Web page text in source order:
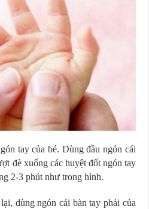
tay của bé. Dùng đầu ngón cái
đè xuống các huyệt đốt ngón tay
2-3 phút như trong hình.
dùng ngón cái bàn tay phải của